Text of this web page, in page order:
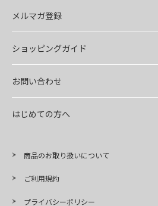
メルマガ登録
ショッピングガイド
お問い合わせ
はじめての方へ
商品のお取り扱いについて
ご利用規約
プライバシーポリシー